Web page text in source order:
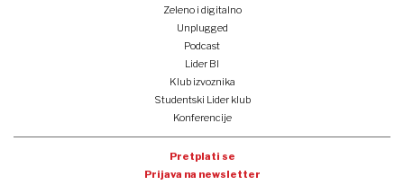
Zeleno i digitalno
Unplugged
Podcast
Lider BI
Klub izvoznika
Studentski Lider klub
Konferencije
Pretplati se
Prijava na newsletter